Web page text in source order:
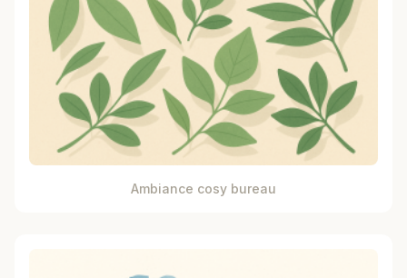
Ambiance cosy bureau